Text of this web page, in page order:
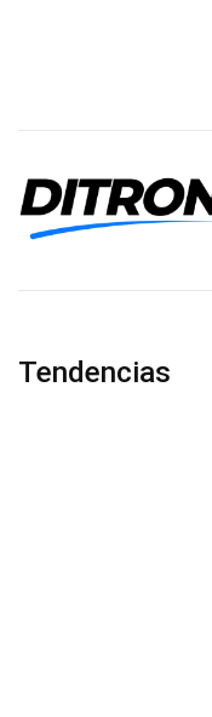
Tendencias